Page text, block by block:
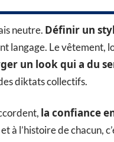
neutre. Définir un
langage. Le vêtement,
un look qui a du
diktats collectifs.
la confiance
à l’histoire de chacun,